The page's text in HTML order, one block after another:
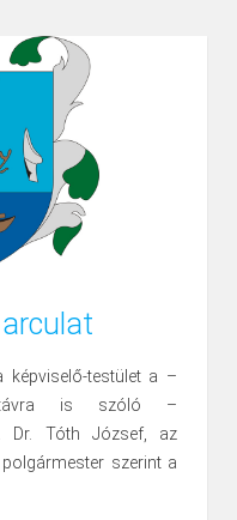
József
bemutatója
bemutatják a
a vacsorát foglalja
képviselő-testület a –
távra is szóló –
Dr. Tóth József, az
szerint a